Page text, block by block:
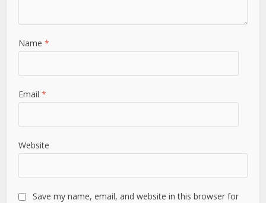
Name*
Email*
Website
Save my name, email, and website in this browser for